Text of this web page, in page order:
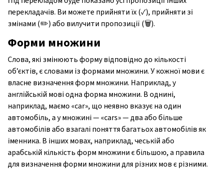
перекладачів. Ви можете прийняти їх (✓), прийняти зі
змінами (✏️) або вилучити пропозиції (🗑).
Форми множини
Слова, які змінюють форму відповідно до кількості
об’єктів, є словами із формами множини. У кожної мови є
власне визначення форм множини. Наприклад, у
англійській мові одна форма множини. В однині,
наприклад, маємо «car», що неявно вказує на один
автомобіль, а у множині — «cars» — два або більше
автомобілів або взагалі поняття багатьох автомобілів як
іменника. В інших мовах, наприклад, чеській або
арабській кількість форм множини є більшою, а правила
для визначення форми множини для різних мов є різними.